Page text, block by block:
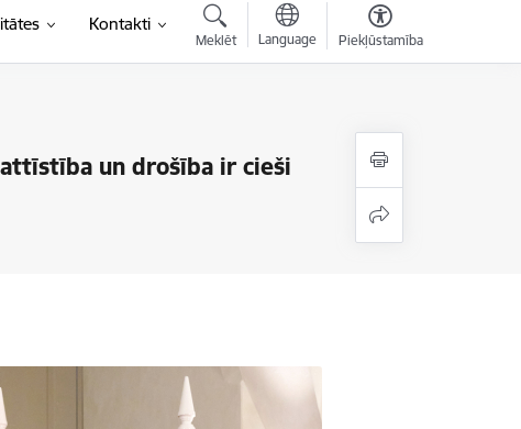
Kontakti
Meklēt Language Piekļūstamība
un drošība ir cieši